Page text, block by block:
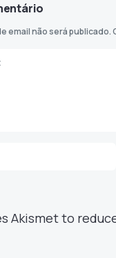
email não será publicado.
Akismet to